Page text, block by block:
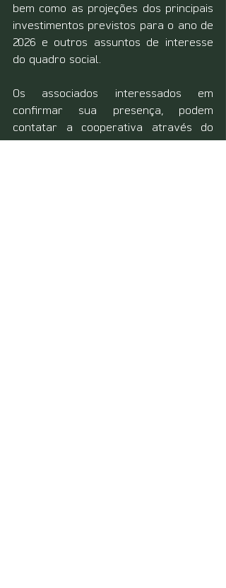
bem como as projeções dos principais
investimentos previstos para o ano de
2026 e outros assuntos de interesse
do quadro social.
Os associados interessados em
confirmar sua presença, podem
contatar a cooperativa através do